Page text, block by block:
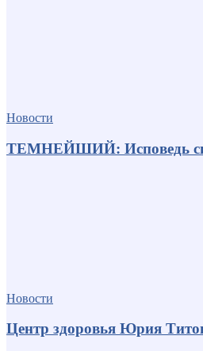
Новости
ТЕМНЕЙШИЙ: Исповедь
Новости
Центр здоровья Юрия